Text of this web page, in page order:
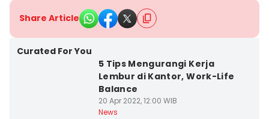
Share Article
Curated For You
5 Tips Mengurangi Kerja
Lembur di Kantor, Work-Life
Balance
20 Apr 2022, 12:00 WIB
News